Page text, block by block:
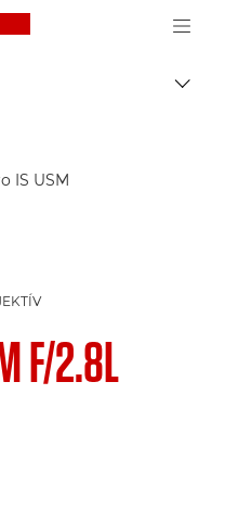
Canon Logo, back to
F/2.8L